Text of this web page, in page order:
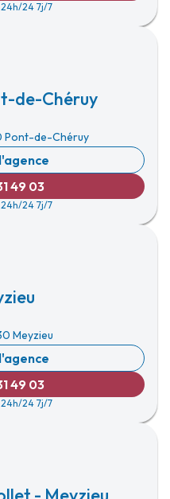
24 7j/7
de-Chéruy
Pont-de-Chéruy
49 03
24 7j/7
Meyzieu
49 03
24 7j/7